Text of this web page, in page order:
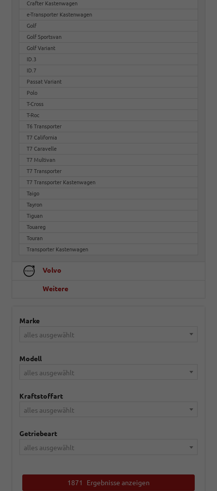
Crafter Kastenwagen
e-Transporter Kastenwagen
Golf
Golf Sportsvan
Golf Variant
ID.3
ID.7
Passat Variant
Polo
T-Cross
T-Roc
T6 Transporter
T7 California
T7 Caravelle
T7 Multivan
T7 Transporter
T7 Transporter Kastenwagen
Taigo
Tayron
Tiguan
Touareg
Touran
Transporter Kastenwagen
Volvo
Weitere
Marke
alles ausgewählt
Modell
alles ausgewählt
Kraftstoffart
alles ausgewählt
Getriebeart
alles ausgewählt
1871 Ergebnisse anzeigen